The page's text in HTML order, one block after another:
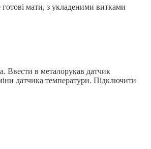
мати, з укладеними витками
Ввести в металорукав датчик
датчика температури. Підключити